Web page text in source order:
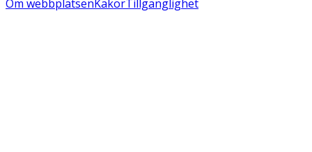
Om webbplatsenKakorTillgänglighet